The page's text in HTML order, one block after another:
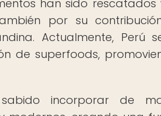
han sido rescatados
por su
Actualmente, Perú
de superfoods,
incorporar de